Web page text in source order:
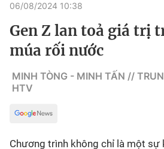
06/08/2024 10:38
Gen Z lan toả giá trị
múa rối nước
MINH TÒNG - MINH TẤN //
HTV
Chương trình không chỉ là một sự